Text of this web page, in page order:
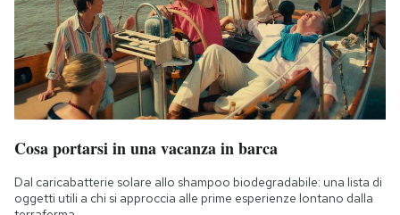
Cosa portarsi in una vacanza in barca
Dal caricabatterie solare allo shampoo biodegradabile: una lista di
oggetti utili a chi si approccia alle prime esperienze lontano dalla